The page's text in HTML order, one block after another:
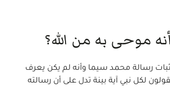
موحى به من الله؟
رسالة محمد سيما وأنه لم يكن يعرف
لكل نبي آية بينة تدل على أن رسالته